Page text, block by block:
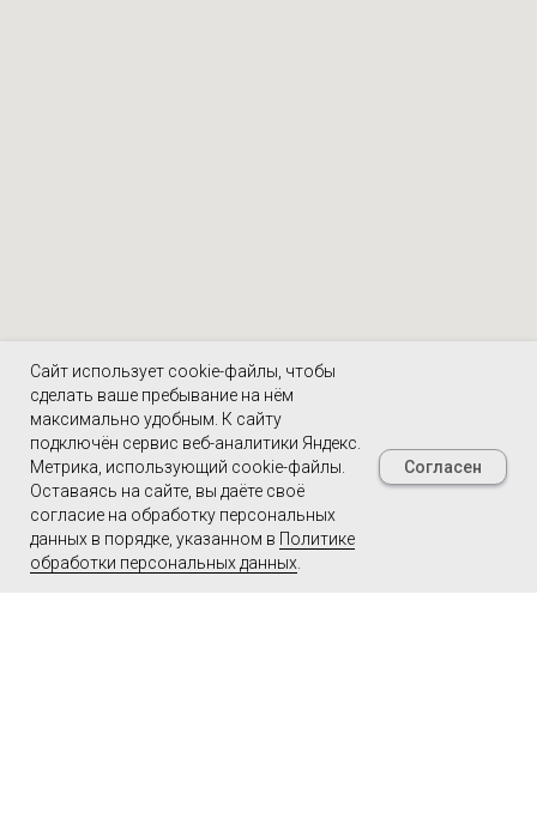
Сайт использует cookie-файлы, чтобы
сделать ваше пребывание на нём
максимально удобным. К cайту
подключён сервис веб-аналитики Яндекс.
Метрика, использующий cookie-файлы.
Оставаясь на сайте, вы даёте своё
согласие на обработку персональных
данных в порядке, указанном в Политике
обработки персональных данных
Согласен